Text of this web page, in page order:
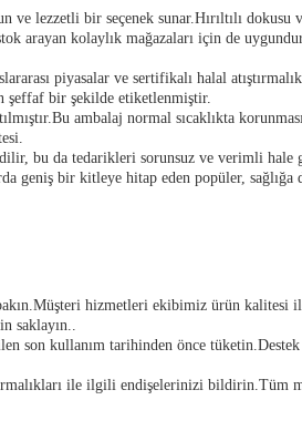
lezzetli bir seçenek sunar.Hırıltılı dokusu
arayan kolaylık mağazaları için de
piyasalar ve sertifikalı halal
şeffaf bir şekilde etiketlenmiştir.
ambalaj normal sıcaklıkta
bu da tedarikleri sorunsuz ve verimli
geniş bir kitleye hitap eden popüler, sağlığa
hizmetleri ekibimiz ürün kalitesi
saklayın..
son kullanım tarihinden önce
ile ilgili endişelerinizi bildirin.Tüm